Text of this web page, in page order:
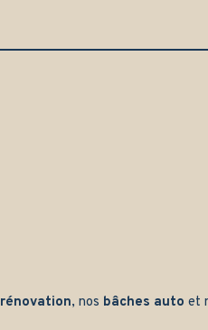
, nos bâches auto et